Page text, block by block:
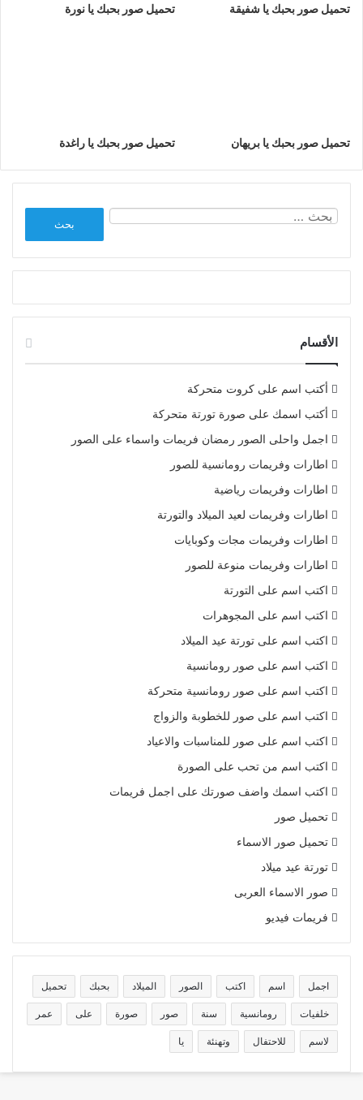
تحميل صور بحبك يا شفيقة تحميل صور بحبك يا نورة
تحميل صور بحبك يا بريهان تحميل صور بحبك يا راغدة
الأقسام
أكتب اسم على كروت متحركة
أكتب اسمك على صورة تورتة متحركة
اجمل واحلى الصور رمضان فريمات واسماء على الصور
اطارات وفريمات رومانسية للصور
اطارات وفريمات رياضية
اطارات وفريمات لعيد الميلاد والتورتة
اطارات وفريمات مجات وكوبايات
اطارات وفريمات منوعة للصور
اكتب اسم على التورتة
اكتب اسم على المجوهرات
اكتب اسم على تورتة عيد الميلاد
اكتب اسم على صور رومانسية
اكتب اسم على صور رومانسية متحركة
اكتب اسم على صور للخطوبة والزواج
اكتب اسم على صور للمناسبات والاعياد
اكتب اسم من تحب على الصورة
اكتب اسمك واضف صورتك على اجمل فريمات
تحميل صور
تحميل صور الاسماء
تورتة عيد ميلاد
صور الاسماء العربى
فريمات فيديو
اجمل اسم اكتب الصور الميلاد بحبك تحميل
خلفيات رومانسية سنة صور صورة على عمر
لاسم للاحتفال وتهنئة يا